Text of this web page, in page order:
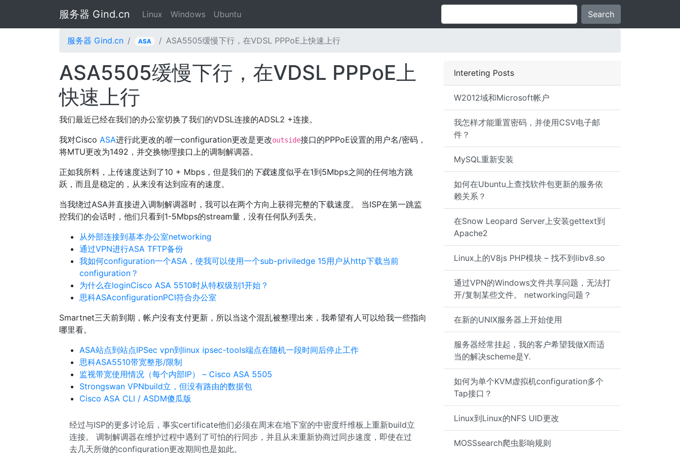
服务器 Gind.cn Linux Windows Ubuntu Search
服务器 Gind.cn ASA ASA5505缓慢下行，在VDSL PPPoE上快速上行
Intereting Posts
W2012域和Microsoft帐户
我怎样才能重置密码，并使用CSV电子邮
件？
MySQL重新安装
如何在Ubuntu上查找软件包更新的服务依
赖关系？
在Snow Leopard Server上安装gettext到
Apache2
Linux上的V8js PHP模块 – 找不到libv8.so
通过VPN的Windows文件共享问题，无法打
开/复制某些文件。 networking问题？
在新的UNIX服务器上开始使用
服务器经常挂起，我的客户希望我做X而适
当的解决scheme是Y.
如何为单个KVM虚拟机configuration多个
Tap接口？
Linux到Linux的NFS UID更改
MOSSsearch爬虫影响规则
ASA5505缓慢下行，在VDSL PPPoE上
快速上行
我们最近已经在我们的办公室切换了我们的VDSL连接的ADSL2 +连接。
我对Cisco ASA进行此更改的唯一configuration更改是更改outside接口的PPPoE设置的用户名/密码，
将MTU更改为1492，并交换物理接口上的调制解调器。
正如我所料，上传速度达到了10 + Mbps，但是我们的 下载速度似乎在1到5Mbps之间的任何地方跳
跃，而且是稳定的，从来没有达到应有的速度。
当我绕过ASA并直接进入调制解调器时，我可以在两个方向上获得完整的下载速度。 当ISP在第一跳监
控我们的会话时，他们只看到1-5Mbps的stream量，没有任何队列丢失。
从外部连接到基本办公室networking
通过VPN进行ASA TFTP备份
我如何configuration一个ASA，使我可以使用一个sub-priviledge 15用户从http下载当前
configuration？
为什么在loginCisco ASA 5510时从特权级别1开始？
思科ASAconfigurationPCI符合办公室
Smartnet三天前到期，帐户没有支付更新，所以当这个混乱被整理出来，我希望有人可以给我一些指向
哪里看。
ASA站点到站点IPSec vpn到linux ipsec-tools端点在随机一段时间后停止工作
思科ASA5510带宽整形/限制
监视带宽使用情况（每个内部IP） – Cisco ASA 5505
Strongswan VPNbuild立，但没有路由的数据包
Cisco ASA CLI / ASDM傻瓜版
经过与ISP的更多讨论后，事实certificate他们必须在周末在地下室的中密度纤维板上重新build立
连接。 调制解调器在维护过程中遇到了可怕的行同步，并且从未重新协商过同步速度，即使在过
去几天所做的configuration更改期间也是如此。